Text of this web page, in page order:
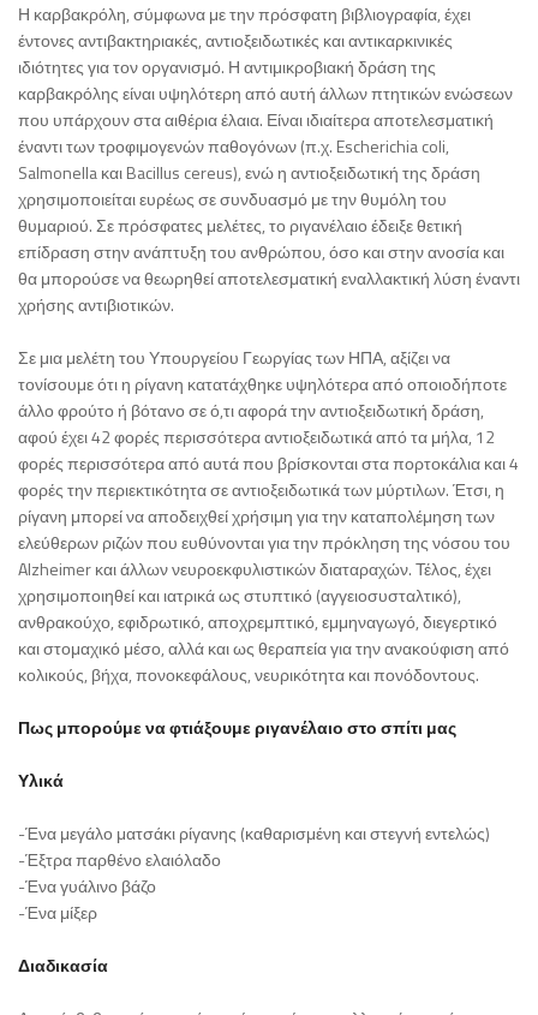
Η καρβακρόλη, σύμφωνα με την πρόσφατη βιβλιογραφία, έχει
έντονες αντιβακτηριακές, αντιοξειδωτικές και αντικαρκινικές
ιδιότητες για τον οργανισμό. Η αντιμικροβιακή δράση της
καρβακρόλης είναι υψηλότερη από αυτή άλλων πτητικών ενώσεων
που υπάρχουν στα αιθέρια έλαια. Είναι ιδιαίτερα αποτελεσματική
έναντι των τροφιμογενών παθογόνων (π.χ. Escherichia coli,
Salmonella και Bacillus cereus), ενώ η αντιοξειδωτική της δράση
χρησιμοποιείται ευρέως σε συνδυασμό με την θυμόλη του
θυμαριού. Σε πρόσφατες μελέτες, το ριγανέλαιο έδειξε θετική
επίδραση στην ανάπτυξη του ανθρώπου, όσο και στην ανοσία και
θα μπορούσε να θεωρηθεί αποτελεσματική εναλλακτική λύση έναντι
χρήσης αντιβιοτικών.
Σε μια μελέτη του Υπουργείου Γεωργίας των ΗΠΑ, αξίζει να
τονίσουμε ότι η ρίγανη κατατάχθηκε υψηλότερα από οποιοδήποτε
άλλο φρούτο ή βότανο σε ό,τι αφορά την αντιοξειδωτική δράση,
αφού έχει 42 φορές περισσότερα αντιοξειδωτικά από τα μήλα, 12
φορές περισσότερα από αυτά που βρίσκονται στα πορτοκάλια και 4
φορές την περιεκτικότητα σε αντιοξειδωτικά των μύρτιλων. Έτσι, η
ρίγανη μπορεί να αποδειχθεί χρήσιμη για την καταπολέμηση των
ελεύθερων ριζών που ευθύνονται για την πρόκληση της νόσου του
Alzheimer και άλλων νευροεκφυλιστικών διαταραχών. Τέλος, έχει
χρησιμοποιηθεί και ιατρικά ως στυπτικό (αγγειοσυσταλτικό),
ανθρακούχο, εφιδρωτικό, αποχρεμπτικό, εμμηναγωγό, διεγερτικό
και στομαχικό μέσο, αλλά και ως θεραπεία για την ανακούφιση από
κολικούς, βήχα, πονοκεφάλους, νευρικότητα και πονόδοντους.
Πως μπορούμε να φτιάξουμε ριγανέλαιο στο σπίτι μας
Υλικά
-Ένα μεγάλο ματσάκι ρίγανης (καθαρισμένη και στεγνή εντελώς)
-Έξτρα παρθένο ελαιόλαδο
-Ένα γυάλινο βάζο
-Ένα μίξερ
Διαδικασία